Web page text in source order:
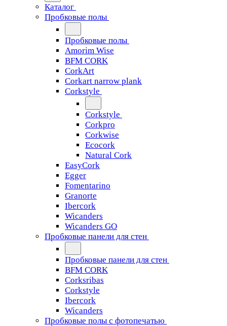
Каталог
Пробковые полы
Пробковые полы
Amorim Wise
BFM CORK
CorkArt
Corkart narrow plank
Corkstyle
Corkstyle
Corkpro
Corkwise
Ecocork
Natural Cork
EasyCork
Egger
Fomentarino
Granorte
Ibercork
Wicanders
Wicanders GO
Пробковые панели для стен
Пробковые панели для стен
BFM CORK
Corksribas
Corkstyle
Ibercork
Wicanders
Пробковые полы с фотопечатью